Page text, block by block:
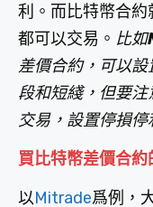
利。而比特幣合
都可以交易。 比如
差價合約，可以
段和短綫，但要
交易，設置停損
買比特幣差價合約
以Mitrade爲例，